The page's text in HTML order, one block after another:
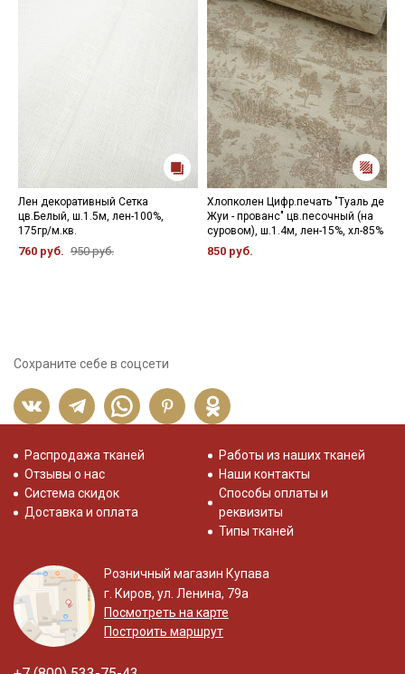
Лен декоративный Сетка
цв.Белый, ш.1.5м, лен-100%,
175гр/м.кв.
760 руб. 950 руб.
Хлопколен Цифр.печать "Туаль де
Жуи - прованс" цв.песочный (на
суровом), ш.1.4м, лен-15%, хл-85%
850 руб.
Сохраните себе в соцсети
Распродажа тканей
Отзывы о нас
Система скидок
Доставка и оплата
Работы из наших тканей
Наши контакты
Способы оплаты и
реквизиты
Типы тканей
Розничный магазин Купава
г. Киров, ул. Ленина, 79а
Посмотреть на карте
Построить маршрут